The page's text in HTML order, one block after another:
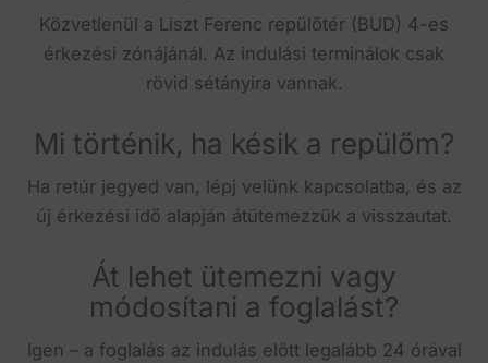
Közvetlenül a Liszt Ferenc repülőtér (BUD) 4-es
érkezési zónájánál. Az indulási terminálok csak
rövid sétányira vannak.
Mi történik, ha késik a repülőm?
Ha retúr jegyed van, lépj velünk kapcsolatba, és az
új érkezési idő alapján átütemezzük a visszautat.
Át lehet ütemezni vagy
módosítani a foglalást?
Igen – a foglalás az indulás előtt legalább 24 órával